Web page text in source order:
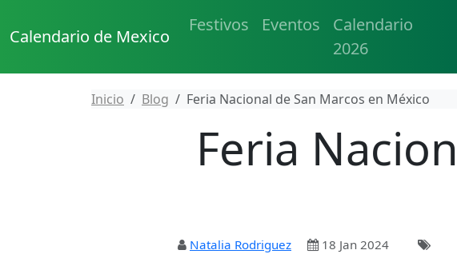
Calendario de Mexico
Festivos Eventos
Calendario
2026
Inicio Blog Feria Nacional de San Marcos en México
Feria
Natalia Rodriguez 18 Jan 2024